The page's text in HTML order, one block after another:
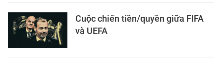
Cuộc chiến tiền/quyền giữa FIFA
và UEFA